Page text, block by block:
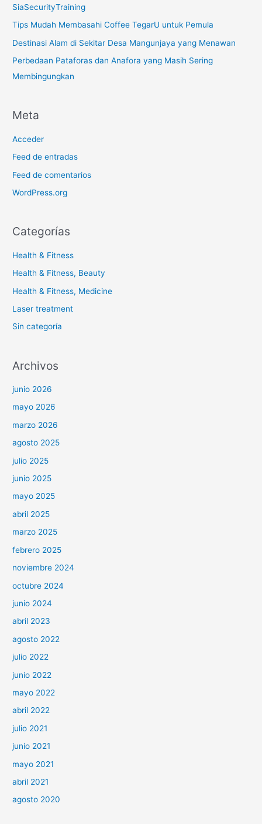
SiaSecurityTraining
Tips Mudah Membasahi Coffee TegarU untuk Pemula
Destinasi Alam di Sekitar Desa Mangunjaya yang Menawan
Perbedaan Pataforas dan Anafora yang Masih Sering
Membingungkan
Meta
Acceder
Feed de entradas
Feed de comentarios
WordPress.org
Categorías
Health & Fitness
Health & Fitness, Beauty
Health & Fitness, Medicine
Laser treatment
Sin categoría
Archivos
junio 2026
mayo 2026
marzo 2026
agosto 2025
julio 2025
junio 2025
mayo 2025
abril 2025
marzo 2025
febrero 2025
noviembre 2024
octubre 2024
junio 2024
abril 2023
agosto 2022
julio 2022
junio 2022
mayo 2022
abril 2022
julio 2021
junio 2021
mayo 2021
abril 2021
agosto 2020